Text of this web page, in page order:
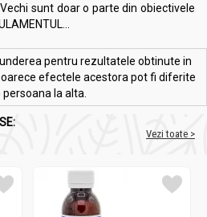
sunt doar o parte din obiectivele
pentru rezultatele obtinute in
efectele acestora pot fi diferite
persoana la alta.
Vezi toate >